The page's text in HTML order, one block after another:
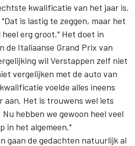
kwalificatie van het jaar is,
is lastig te zeggen, maar het
erg groot." Het doet in
de Italiaanse Grand Prix van
wil Verstappen zelf niet
vergelijken met de auto van
voelde alles ineens
aan. Het is trouwens wel iets
hebben we gewoon heel veel
in het algemeen."
gaan de gedachten natuurlijk al